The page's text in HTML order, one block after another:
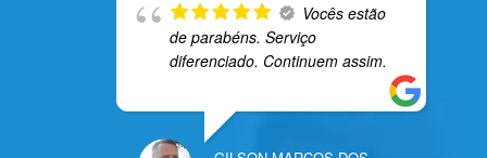
Vocês estão
de parabéns. Serviço
diferenciado. Continuem assim.